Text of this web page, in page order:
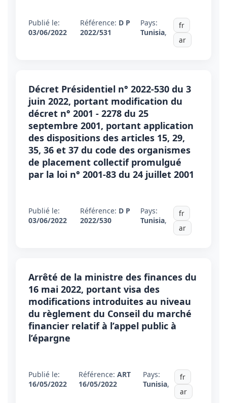
Publié le:
03/06/2022
Référence: D P
2022/531
Pays:
Tunisia,
fr
ar
Décret Présidentiel n° 2022-530 du 3
juin 2022, portant modification du
décret n° 2001 - 2278 du 25
septembre 2001, portant application
des dispositions des articles 15, 29,
35, 36 et 37 du code des organismes
de placement collectif promulgué
par la loi n° 2001-83 du 24 juillet 2001
Publié le:
03/06/2022
Référence: D P
2022/530
Pays:
Tunisia,
fr
ar
Arrêté de la ministre des finances du
16 mai 2022, portant visa des
modifications introduites au niveau
du règlement du Conseil du marché
financier relatif à l’appel public à
l’épargne
Publié le:
16/05/2022
Référence: ART
16/05/2022
Pays:
Tunisia,
fr
ar